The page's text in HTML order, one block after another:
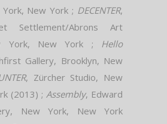
New York ; DECENTER,
Settlement/Abrons Art
York, New York ; Hello
Gallery, Brooklyn, New
, Zürcher Studio, New
(2013) ; Assembly, Edward
New York, New York